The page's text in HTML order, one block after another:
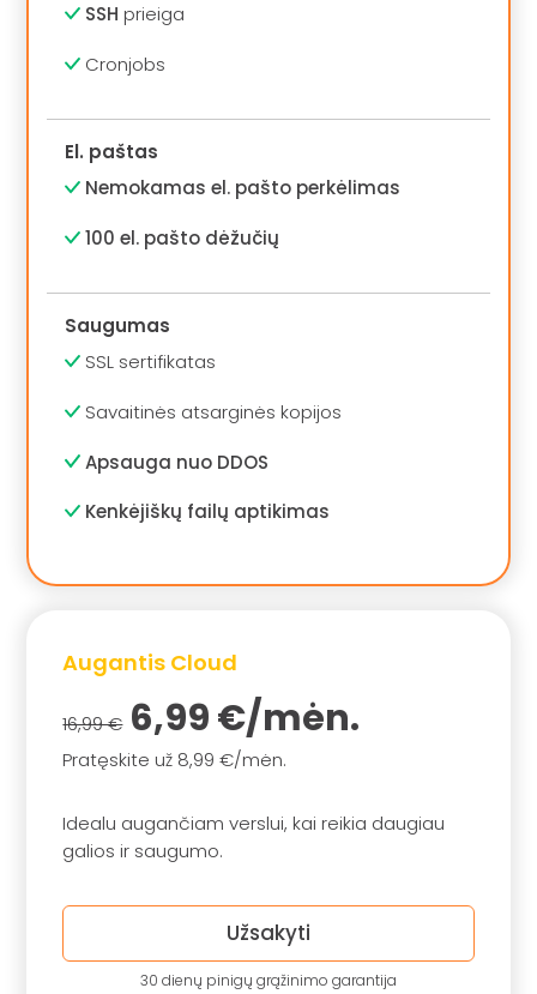
SSH prieiga
Cronjobs
El. paštas
Nemokamas el. pašto perkėlimas
100 el. pašto dėžučių
Saugumas
SSL sertifikatas
Savaitinės atsarginės kopijos
Apsauga nuo DDOS
Kenkėjiškų failų aptikimas
Augantis Cloud
16,99 €6,99 €/mėn.
Pratęskite už 8,99 €/mėn.
Idealu augančiam verslui, kai reikia daugiau
galios ir saugumo.
Užsakyti
30 dienų pinigų grąžinimo garantija